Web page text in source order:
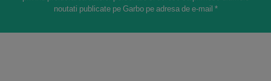
noutati publicate pe Garbo pe adresa de e-mail *